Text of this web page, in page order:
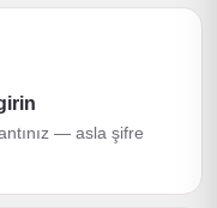
— asla şifre